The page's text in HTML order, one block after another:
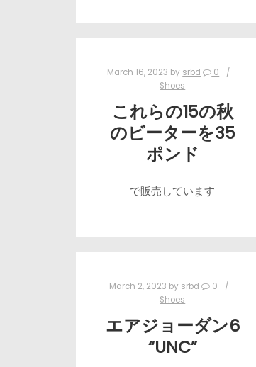
March 16, 2023 by srbd
0
Shoes
これらの15の秋
のビーターを35
ポンド
で販売しています
March 2, 2023 by srbd
0
Shoes
エアジョーダン6
“UNC”